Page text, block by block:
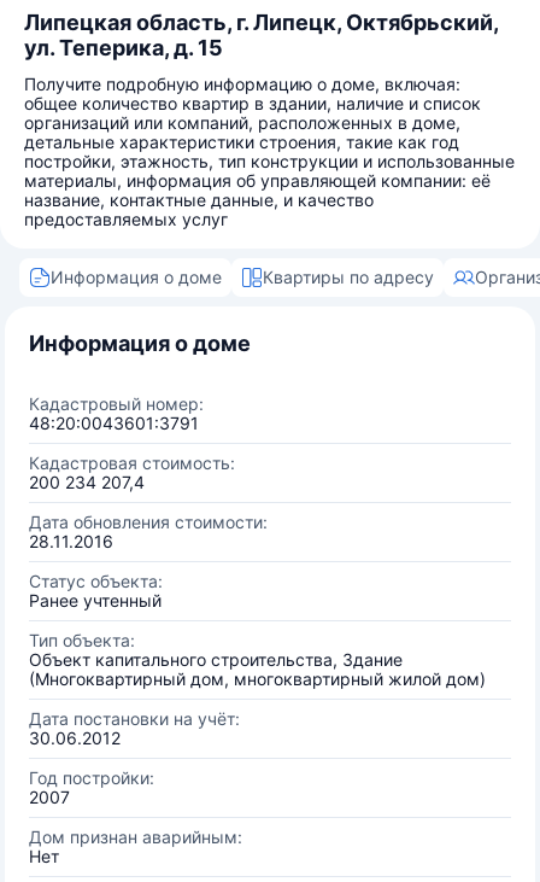
Липецкая область, г. Липецк, Октябрьский,
ул. Теперика, д. 15
Получите подробную информацию о доме, включая:
общее количество квартир в здании, наличие и список
организаций или компаний, расположенных в доме,
детальные характеристики строения, такие как год
постройки, этажность, тип конструкции и использованные
материалы, информация об управляющей компании: её
название, контактные данные, и качество
предоставляемых услуг
Информация о доме Квартиры по адресу
Информация о доме
Кадастровый номер:
48:20:0043601:3791
Кадастровая стоимость:
200 234 207,4
Дата обновления стоимости:
28.11.2016
Статус объекта:
Ранее учтенный
Тип объекта:
Объект капитального строительства, Здание
(Многоквартирный дом, многоквартирный жилой дом)
Дата постановки на учёт:
30.06.2012
Год постройки:
2007
Дом признан аварийным:
Нет